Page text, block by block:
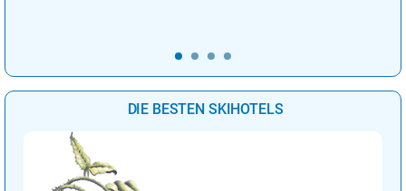
DIE BESTEN SKIHOTELS